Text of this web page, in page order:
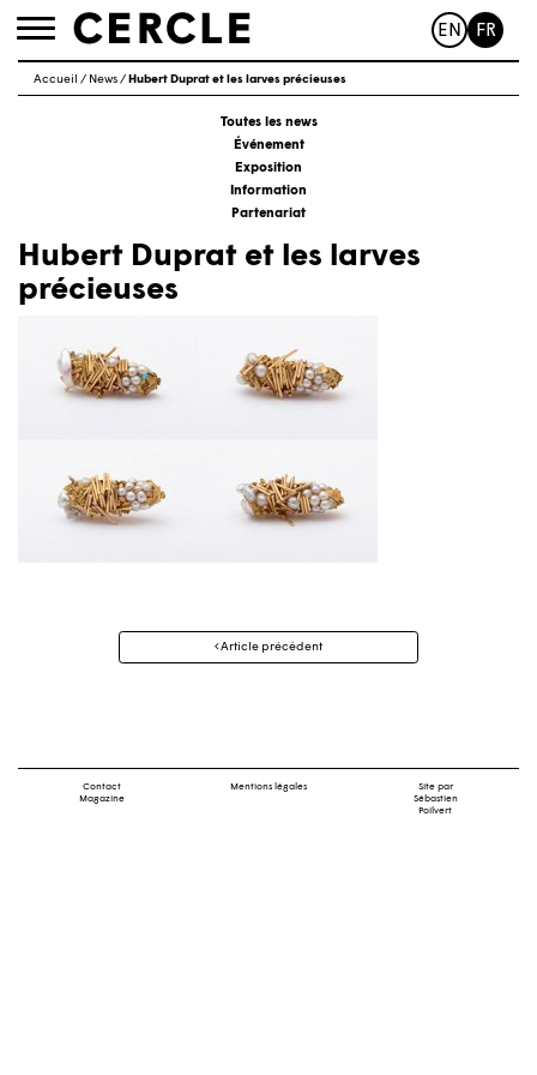
Toggle
EN FR
Accueil / News/ Hubert Duprat et les larves précieuses
Toutes les news
Événement
Exposition
Information
Partenariat
Hubert Duprat et les larves
précieuses
Navigation
Article précédent
Contact
Magazine
Mentions légales
Site par
Sébastien
Poilvert